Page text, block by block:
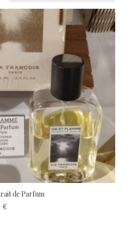
de Parfum
€Plage